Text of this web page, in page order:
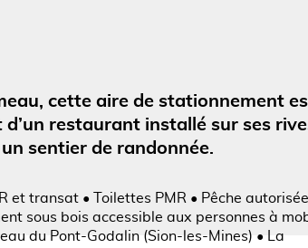
cette aire de stationnement
restaurant installé sur ses
sentier de randonnée.
et transat • Toilettes PMR • Pêche
sous bois accessible aux personnes à
du Pont-Godalin (Sion-les-Mines) • La